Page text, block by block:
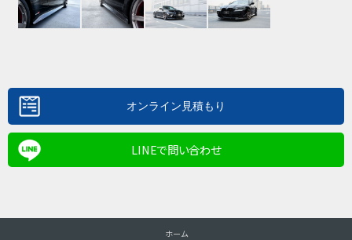
LINEで問い合わせ
ホーム